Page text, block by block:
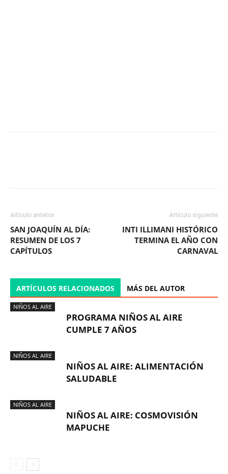
Artículo anterior
SAN JOAQUÍN AL DÍA:
RESUMEN DE LOS 7
CAPÍTULOS
Artículo siguiente
INTI ILLIMANI HISTÓRICO
TERMINA EL AÑO CON
CARNAVAL
ARTÍCULOS RELACIONADOS MÁS DEL AUTOR
NIÑOS AL AIRE
PROGRAMA NIÑOS AL AIRE
CUMPLE 7 AÑOS
NIÑOS AL AIRE
NIÑOS AL AIRE: ALIMENTACIÓN
SALUDABLE
NIÑOS AL AIRE
NIÑOS AL AIRE: COSMOVISIÓN
MAPUCHE